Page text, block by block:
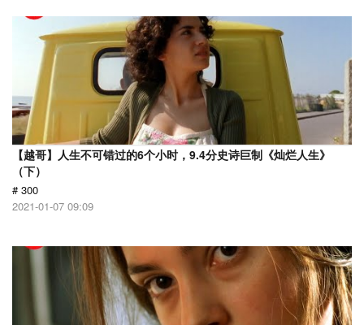
【越哥】人生不可错过的6个小时，9.4分史诗巨制《灿烂人生》
（下）
# 300
2021-01-07 09:09